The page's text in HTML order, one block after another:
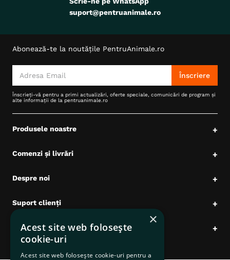
suport@pentruanimale.ro
Abonează-te la noutățile PentruAnimale.ro
Înscriere
Înscrieți-vă pentru a primi actualizări, oferte speciale, comunicări de program și
alte informații de la pentruanimale.ro
Produsele noastre +
Comenzi și livrări +
Despre noi +
Suport clienți +
Date comerciale +
×
Acest site web folosește
cookie-uri
Acest site web folosește cookie-uri pentru a